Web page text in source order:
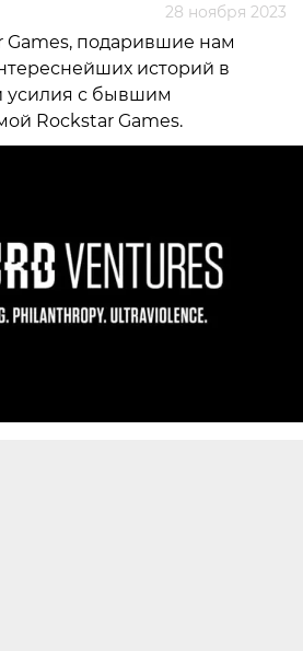
28 ноября 2023
Games, подарившие нам
историй в
усилия с бывшим
Rockstar Games.